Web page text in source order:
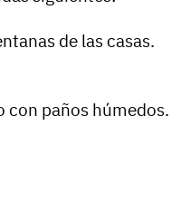
de las casas.
con paños húmedos.